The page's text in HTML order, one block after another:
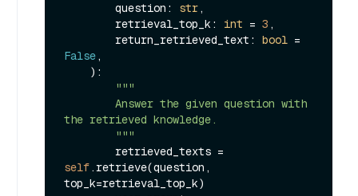
        question:
str,
        retrieval_top_k:
int = 3 ,
        return_retrieved_text:
bool
False,
):
"""
the retrieved knowledge.
        """
self.retrieve(question,
top_k=retrieval_top_k)